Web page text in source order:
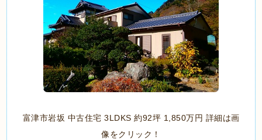
富津市岩坂 中古住宅 3LDKS 約92坪 1,850万円 詳細は画
像をクリック！